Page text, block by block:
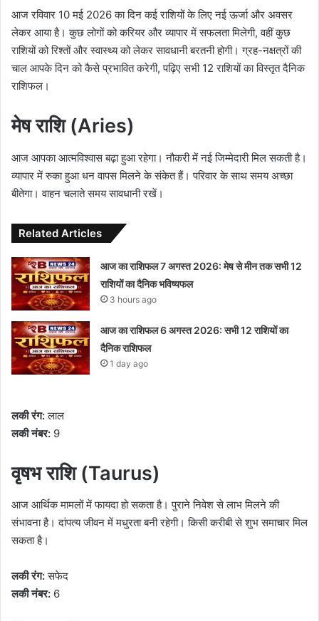
आज रविवार 10 मई 2026 का दिन कई राशियों के लिए नई ऊर्जा और अवसर
लेकर आया है। कुछ लोगों को करियर और व्यापार में सफलता मिलेगी, वहीं कुछ
राशियों को रिश्तों और स्वास्थ्य को लेकर सावधानी बरतनी होगी। ग्रह-नक्षत्रों की
चाल आपके दिन को कैसे प्रभावित करेगी, पढ़िए सभी 12 राशियों का विस्तृत दैनिक
राशिफल।
मेष राशि (Aries)
आज आपका आत्मविश्वास बढ़ा हुआ रहेगा। नौकरी में नई जिम्मेदारी मिल सकती है।
व्यापार में रुका हुआ धन वापस मिलने के संकेत हैं। परिवार के साथ समय अच्छा
बीतेगा। वाहन चलाते समय सावधानी रखें।
Related Articles
आज का राशिफल 7 अगस्त 2026: मेष से मीन तक सभी 12
राशियों का दैनिक भविष्यफल
3 hours ago
आज का राशिफल 6 अगस्त 2026: सभी 12 राशियों का
दैनिक राशिफल
1 day ago
लकी रंग:लाल
लकी नंबर: 9
वृषभ राशि (Taurus)
आज आर्थिक मामलों में फायदा हो सकता है। पुराने निवेश से लाभ मिलने की
संभावना है। दांपत्य जीवन में मधुरता बनी रहेगी। किसी करीबी से शुभ समाचार मिल
सकता है।
लकी रंग:सफेद
लकी नंबर: 6